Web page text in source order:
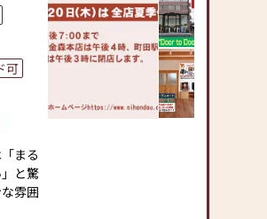
・相
談
内
」か
品
。お
を見
い)
専門
商品
、ご
お任
みや
掛け
可
まる
と驚
雰囲